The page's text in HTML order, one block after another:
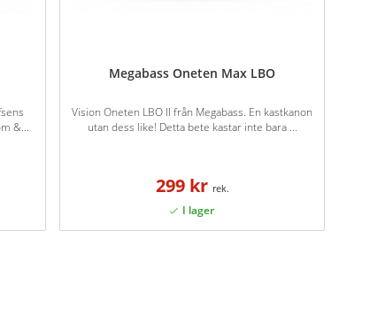
&...
Megabass Oneten Max LBO
Vision Oneten LBO II från Megabass. En kastkanon
utan dess like! Detta bete kastar inte bara ...
299 kr